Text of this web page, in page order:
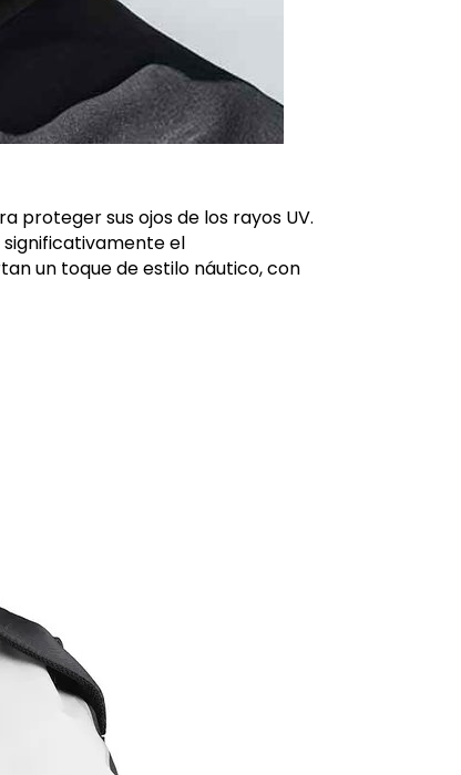
proteger sus ojos de los rayos UV.
el
un toque de estilo náutico, con